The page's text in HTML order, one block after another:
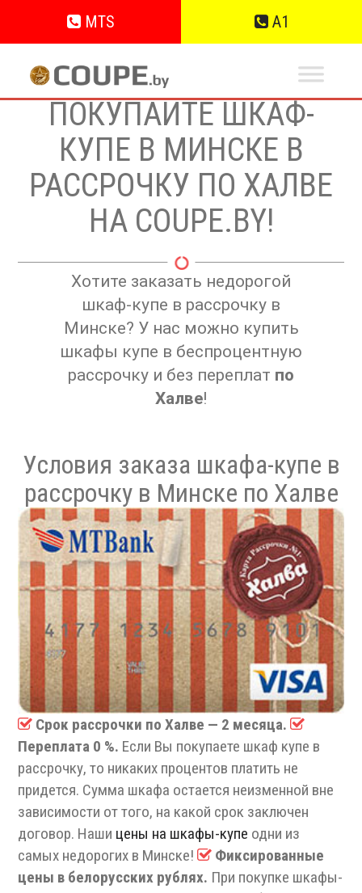
MTS A1
ПОКУПАЙТЕ ШКАФ-
КУПЕ В МИНСКЕ В
РАССРОЧКУ ПО ХАЛВЕ
НА COUPE.BY!
Хотите заказать недорогой
шкаф-купе в рассрочку в
Минске? У нас можно купить
шкафы купе в беспроцентную
рассрочку и без переплат по
Халве!
Условия заказа шкафа-купе в
рассрочку в Минске по Халве
Срок рассрочки по Халве — 2 месяца.
Переплата 0 %. Если Вы покупаете шкаф купе в
рассрочку, то никаких процентов платить не
придется. Сумма шкафа остается неизменной вне
зависимости от того, на какой срок заключен
договор. Наши цены на шкафы-купе одни из
самых недорогих в Минске!
Фиксированные
цены в белорусских рублях. При покупке шкафы-